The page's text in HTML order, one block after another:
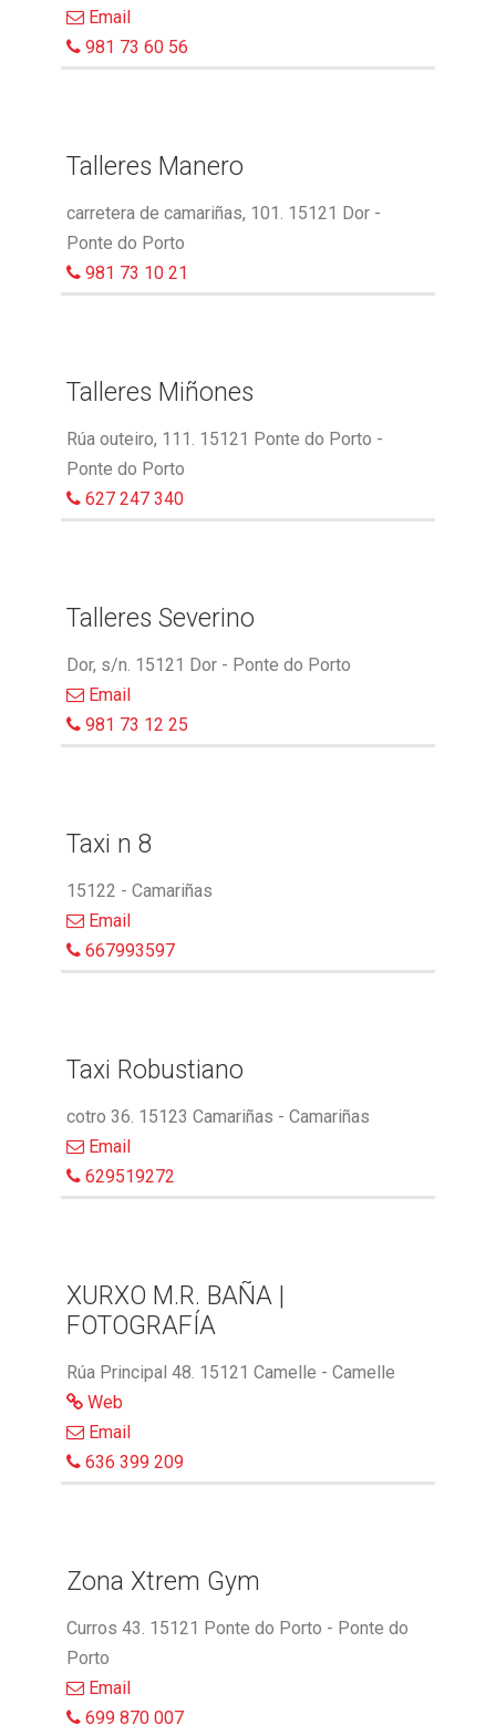
Email
981 73 60 56
Talleres Manero
carretera de camariñas, 101. 15121 Dor -
Ponte do Porto
981 73 10 21
Talleres Miñones
Rúa outeiro, 111. 15121 Ponte do Porto -
Ponte do Porto
627 247 340
Talleres Severino
Dor, s/n. 15121 Dor - Ponte do Porto
Email
981 73 12 25
Taxi n 8
15122 - Camariñas
Email
667993597
Taxi Robustiano
cotro 36. 15123 Camariñas - Camariñas
Email
629519272
XURXO M.R. BAÑA |
FOTOGRAFÍA
Rúa Principal 48. 15121 Camelle - Camelle
Web
Email
636 399 209
Zona Xtrem Gym
Curros 43. 15121 Ponte do Porto - Ponte do
Porto
Email
699 870 007